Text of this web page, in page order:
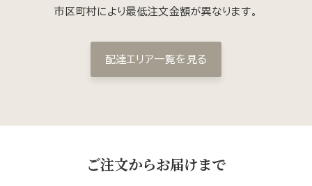
市区町村により最低注文金額が異なります。
配達エリア一覧を見る
ご注文からお届けまで